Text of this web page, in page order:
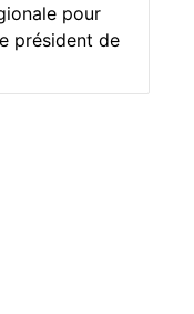
pour
président de